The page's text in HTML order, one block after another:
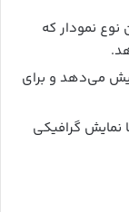
نمودار که
می‌دهد و برای
نمایش گرافیکی